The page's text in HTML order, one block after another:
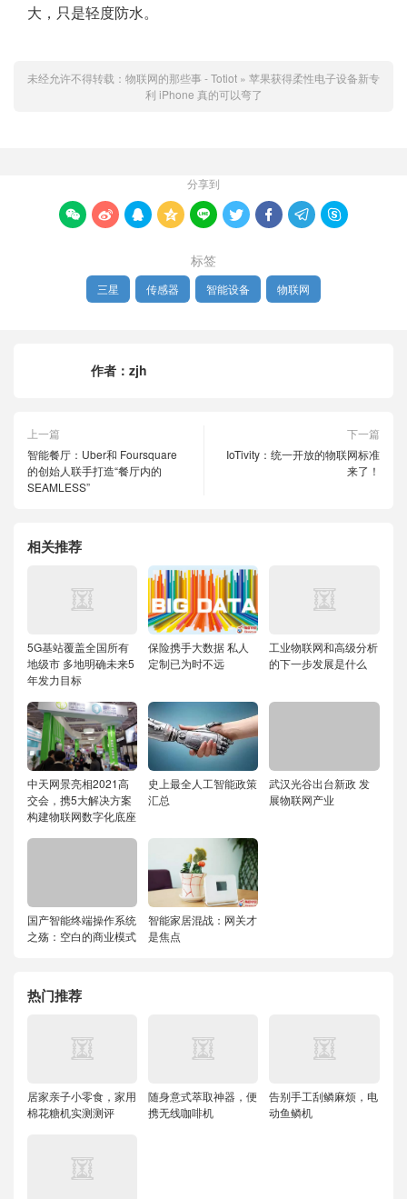
大，只是轻度防水。
未经允许不得转载： 物联网的那些事 - Totiot » 苹果获得柔性电子设备新专
利 iPhone 真的可以弯了
分享到
        
标签
三星 传感器 智能设备 物联网
作者： zjh
上一篇
智能餐厅：Uber和 Foursquare
的创始人联手打造“餐厅内的
SEAMLESS”
下一篇
IoTivity：统一开放的物联网标准
来了！
相关推荐
5G基站覆盖全国所有
地级市 多地明确未来5
年发力目标
保险携手大数据 私人
定制已为时不远
工业物联网和高级分析
的下一步发展是什么
中天网景亮相2021高
交会，携5大解决方案
构建物联网数字化底座
史上最全人工智能政策
汇总
武汉光谷出台新政 发
展物联网产业
国产智能终端操作系统
之殇：空白的商业模式
智能家居混战：网关才
是焦点
热门推荐
居家亲子小零食，家用
棉花糖机实测测评
随身意式萃取神器，便
携无线咖啡机
告别手工刮鳞麻烦，电
动鱼鳞机